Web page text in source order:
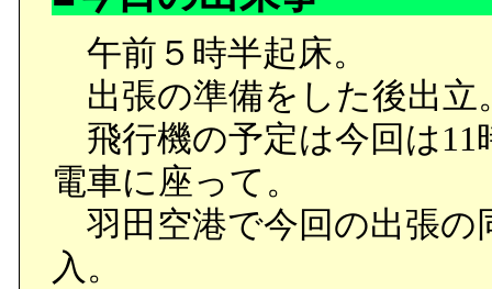
午前５時半起床。
出張の準備をした後出立
飛行機の予定は今回は11
電車に座って。
羽田空港で今回の出張の
入。